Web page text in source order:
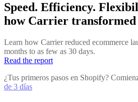
Speed. Efficiency.
how Carrier transformed
Learn how Carrier reduced ecommerce
months to as few as 30 days.
Read the report
¿Tus primeros pasos en Shopify?
de 3 días